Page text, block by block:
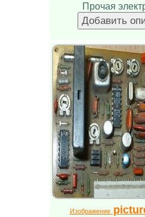
Прочая
Изображение